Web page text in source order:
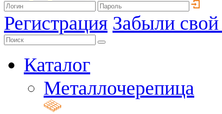
Регистрация Забыли
Каталог
Металлочерепица